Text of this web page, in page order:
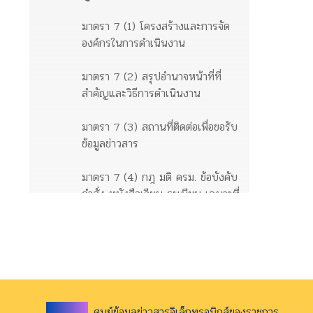
มาตรา 7 (1) โครงสร้างและการจัด
องค์กรในการดำเนินงาน
มาตรา 7 (2) สรุปอำนาจหน้าที่ที่
สำคัญและวิธีการดำเนินงาน
มาตรา 7 (3) สถานที่ติดต่อเพื่อขอรับ
ข้อมูลข่าวสาร
มาตรา 7 (4) กฎ มติ ครม. ข้อบังคับ
คำสั่ง หนังสือเวียน ระเบียบ เฉพาะที่
มาตรา 9 (1) ผลการพิจารณา